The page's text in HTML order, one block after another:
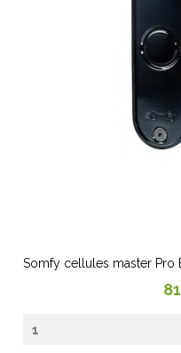
Somfy cellules master Pro